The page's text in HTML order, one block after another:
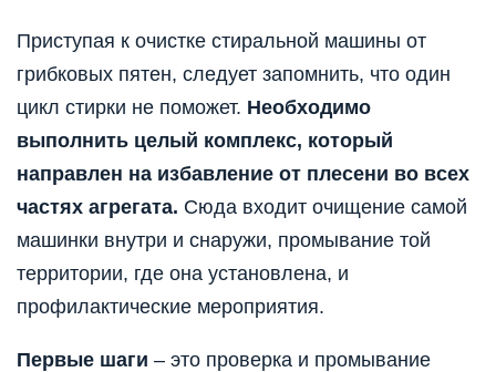
Приступая к очистке стиральной машины от
грибковых пятен, следует запомнить, что один
цикл стирки не поможет. Необходимо
выполнить целый комплекс, который
направлен на избавление от плесени во всех
частях агрегата. Сюда входит очищение самой
машинки внутри и снаружи, промывание той
территории, где она установлена, и
профилактические мероприятия.
Первые шаги – это проверка и промывание